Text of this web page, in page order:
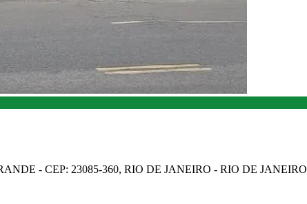
- CEP: 23085-360, RIO DE JANEIRO - RIO DE JANEIRO